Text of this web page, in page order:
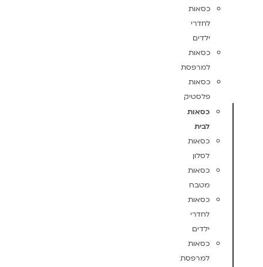
כסאות
לחדרי
ילדים
כסאות
למרפסת
כסאות
פלסטיק
כסאות
לבית
כסאות
לסלון
כסאות
מטבח
כסאות
לחדרי
ילדים
כסאות
למרפסת